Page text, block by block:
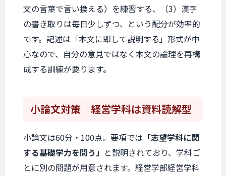
文の言葉で言い換える）を練習する、（3）漢字
の書き取りは毎日少しずつ、という配分が効率的
です。記述は「本文に即して説明する」形式が中
心なので、自分の意見ではなく本文の論理を再構
成する訓練が要ります。
小論文対策 ｜経営学科は資料読解型
小論文は60分・100点。要項では 「志望学科に関
する基礎学力を問う」 と説明されており、学科ご
とに別の問題が用意されます。経営学部経営学科